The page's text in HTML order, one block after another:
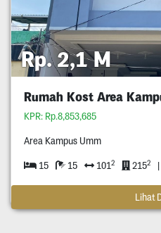
Rp. 2,1 M
Rumah Kost Area
KPR: Rp.8,853,685
Area Kampus Umm
15 15 1012 2152
Lihat